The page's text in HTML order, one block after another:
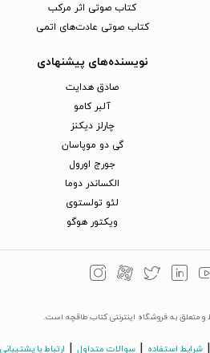
کتاب صوتی اثر مرکب
کتاب صوتی عادت‌های اتمی
نویسنده‌های پیشنهادی
صادق هدایت
آلبر کامو
چارلز دیکنز
گی دو موپاسان
جورج اورول
الکساندر دوما
لئو تولستوی
ویکتور هوگو
به فروشگاه اینترنتی کتاب طاقچه است.
شرایط استفاده سوالات متداول ارتباط با پشتیبانی